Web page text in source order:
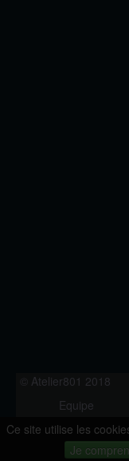
Ce site utilise les
Je
© Atelier801 2018
Equipe
Politique